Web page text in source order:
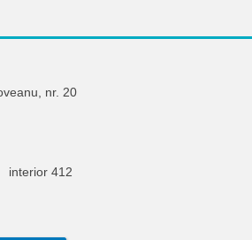
nr. 20
interior 412